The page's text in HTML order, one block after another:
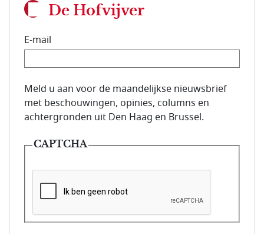
De Hofvijver
E-mail
E-mailadres van de abonnee.
Meld u aan voor de maandelijkse nieuwsbrief
met beschouwingen, opinies, columns en
achtergronden uit Den Haag en Brussel.
CAPTCHA
Deze vraag is om te controleren dat u een mens